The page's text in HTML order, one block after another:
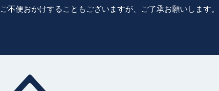
ご不便おかけすることもございますが、ご了承お願いします。